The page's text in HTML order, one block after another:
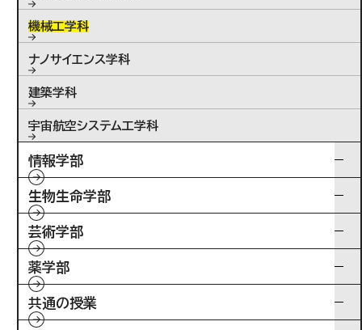
機械工学科
ナノサイエンス学科
建築学科
宇宙航空システム工学科
情報学部
生物生命学部
芸術学部
薬学部
共通の授業